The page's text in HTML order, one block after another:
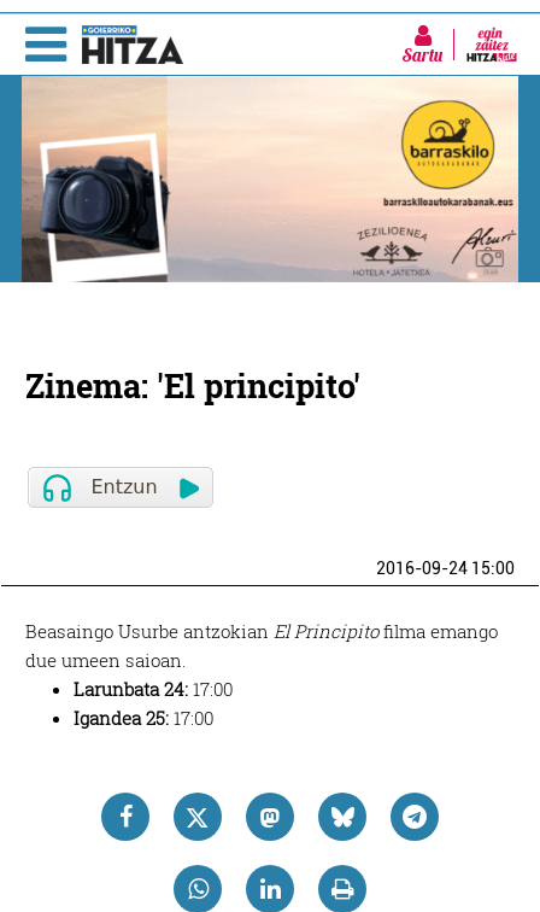
Sartu
Zinema: 'El principito'
2016-09-24 15:00
Beasaingo Usurbe antzokianEl Principitofilma emango
due umeen saioan.
Larunbata 24: 17:00
Igandea 25: 17:00